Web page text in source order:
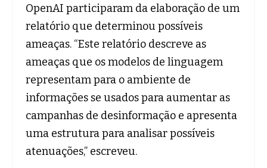
OpenAI participaram da elaboração de um
relatório que determinou possíveis
ameaças. “Este relatório descreve as
ameaças que os modelos de linguagem
representam para o ambiente de
informações se usados ​​para aumentar as
campanhas de desinformação e apresenta
uma estrutura para analisar possíveis
atenuações,” escreveu.